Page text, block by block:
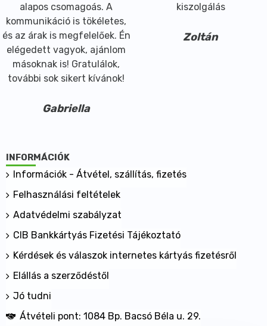
alapos csomagoás. A
kommunikáció is tökéletes,
és az árak is megfelelőek. Én
elégedett vagyok, ajánlom
másoknak is! Gratulálok,
további sok sikert kívánok!
Gabriella
kiszolgálás
Zoltán
INFORMÁCIÓK
Információk - Átvétel, szállítás, fizetés
Felhasználási feltételek
Adatvédelmi szabályzat
CIB Bankkártyás Fizetési Tájékoztató
Kérdések és válaszok internetes kártyás fizetésről
Elállás a szerződéstől
Jó tudni
Átvételi pont: 1084 Bp. Bacsó Béla u. 29.